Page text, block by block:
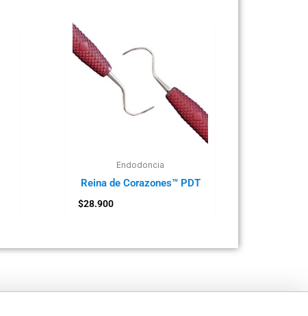
Endodoncia
Reina de Corazones™ PDT
$28.900